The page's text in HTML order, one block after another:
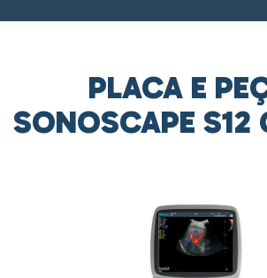
PLACA E
SONOSCAPE S12